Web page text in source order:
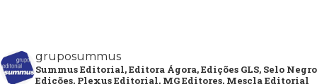
gruposummus
Summus Editorial, Editora Ágora, Edições GLS, Selo Negro
Edições, Plexus Editorial, MG Editores, Mescla Editorial